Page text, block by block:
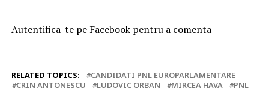
Autentifica-te pe Facebook pentru a comenta
RELATED TOPICS:
CANDIDATI PNL EUROPARLAMENTARE
CRIN ANTONESCU
LUDOVIC ORBAN MIRCEA HAVA PNL